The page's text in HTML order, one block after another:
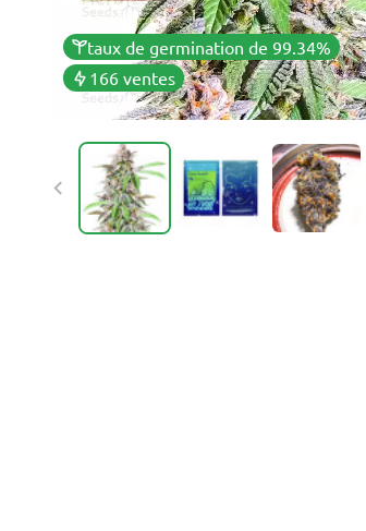
taux de germination de 99.34%
166 ventes